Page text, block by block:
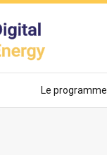
Le programme